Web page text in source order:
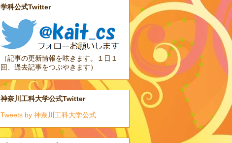
学科公式Twitter
（記事の更新情報を呟きます。１日１
回、過去記事をつぶやきます）
神奈川工科大学公式Twitter
Tweets by 神奈川工科大学公式